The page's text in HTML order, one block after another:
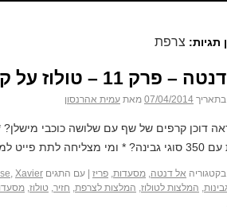
תגיות: צרפת
פרק 11 – טולוז על קצה המזלג
07/04/2014 מאת עמית אהרנסון
דוכן קרפים של שף עם שלושה כוכבי
חזיר של הוטל מונטפיורי?
אל דנטה, מסעדות, פריז עם התגים , Xavier
, המלצות לטולוז, המלצות לצרפת, חזיר, טולוז,